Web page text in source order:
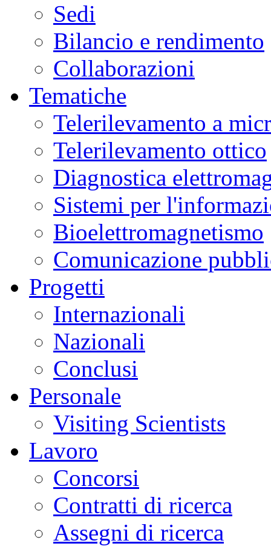
Sedi
Bilancio e rendimento
Collaborazioni
Tematiche
Telerilevamento a
Telerilevamento ottico
Diagnostica
Sistemi per
Bioelettromagnetismo
Comunicazione
Progetti
Internazionali
Nazionali
Conclusi
Personale
Visiting Scientists
Lavoro
Concorsi
Contratti di ricerca
Assegni di ricerca